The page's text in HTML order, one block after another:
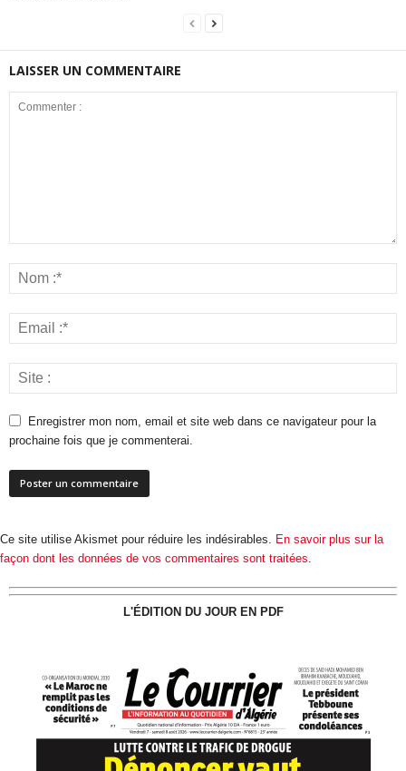
LAISSER UN COMMENTAIRE
Enregistrer mon nom, email et site web dans ce navigateur pour la
prochaine fois que je commenterai.
Ce site utilise Akismet pour réduire les indésirables. En savoir plus sur la
façon dont les données de vos commentaires sont traitées
L'ÉDITION DU JOUR EN PDF